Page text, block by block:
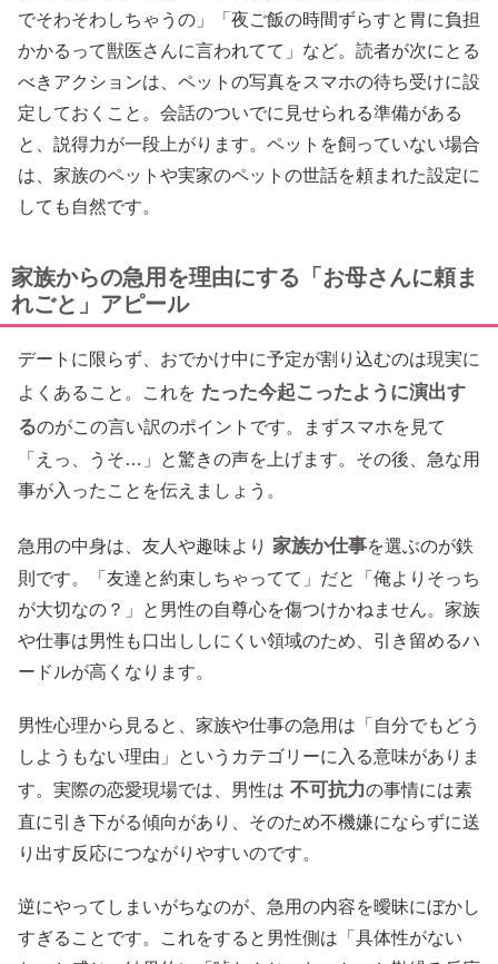
でそわそわしちゃうの」「夜ご飯の時間ずらすと胃に負担
かかるって獣医さんに言われてて」など。読者が次にとる
べきアクションは、ペットの写真をスマホの待ち受けに設
定しておくこと。会話のついでに見せられる準備がある
と、説得力が一段上がります。ペットを飼っていない場合
は、家族のペットや実家のペットの世話を頼まれた設定に
しても自然です。
家族からの急用を理由にする「お母さんに頼ま
れごと」アピール
デートに限らず、おでかけ中に予定が割り込むのは現実に
よくあること。これを たった今起こったように演出す
るのがこの言い訳のポイントです。まずスマホを見て
「えっ、うそ…」と驚きの声を上げます。その後、急な用
事が入ったことを伝えましょう。
急用の中身は、友人や趣味より 家族か仕事を選ぶのが鉄
則です。「友達と約束しちゃってて」だと「俺よりそっち
が大切なの？」と男性の自尊心を傷つけかねません。家族
や仕事は男性も口出ししにくい領域のため、引き留めるハ
ードルが高くなります。
男性心理から見ると、家族や仕事の急用は「自分でもどう
しようもない理由」というカテゴリーに入る意味がありま
す。実際の恋愛現場では、男性は 不可抗力の事情には素
直に引き下がる傾向があり、そのため不機嫌にならずに送
り出す反応につながりやすいのです。
逆にやってしまいがちなのが、急用の内容を曖昧にぼかし
すぎることです。これをすると男性側は「具体性がない